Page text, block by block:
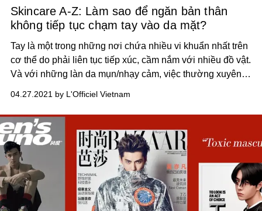
Skincare A-Z: Làm sao để ngăn bản thân
không tiếp tục chạm tay vào da mặt?
Tay là một trong những nơi chứa nhiều vi khuẩn nhất trên
cơ thể do phải liên tục tiếp xúc, cầm nắm với nhiều đồ vật.
Và với những làn da mụn/nhạy cảm, việc thường xuyên
khuẩn trở nên trầm trọng hơn.
04.27.2021 by L'Officiel Vietnam